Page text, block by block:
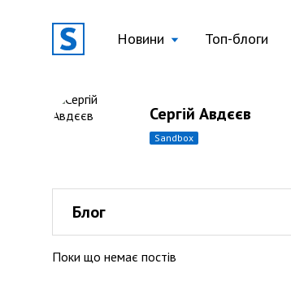
Новини Топ-блоги
Сергій Авдєєв
sandbox
Блог
Поки що немає постів